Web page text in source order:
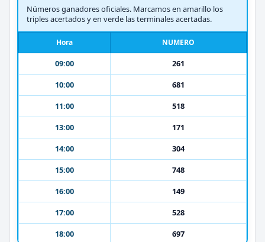
Números ganadores oficiales. Marcamos en amarillo los
triples acertados y en verde las terminales acertadas.
Hora NUMERO
09:00
261
10:00
681
11:00
518
13:00
171
14:00
304
15:00
748
16:00
149
17:00
528
18:00
697